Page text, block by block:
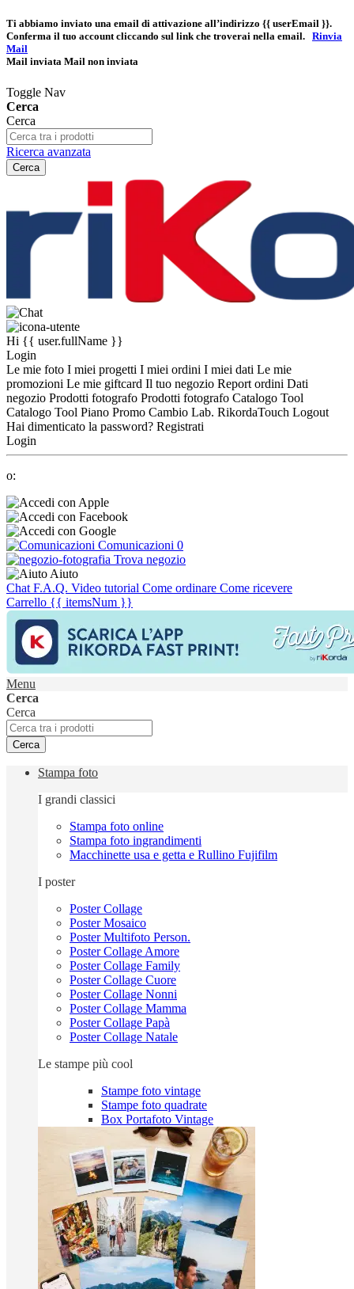
Ti abbiamo inviato una email di attivazione all’indirizzo {{ userEmail }}.
Conferma il tuo account cliccando sul link che troverai nella email. Rinvia
Mail
Mail inviata Mail non inviata
Toggle Nav
Cerca
Cerca
Ricerca avanzata
Cerca
Hi {{ user.fullName }}
Login
Le mie foto I miei progetti I miei ordini I miei dati Le mie
promozioni Le mie giftcard Il tuo negozio Report ordini Dati
negozio Prodotti fotografo Prodotti fotografo Catalogo Tool
Catalogo Tool Piano Promo Cambio Lab. RikordaTouch Logout
Hai dimenticato la password? Registrati
Login
o:
Comunicazioni 0
Trova negozio
Aiuto
Chat F.A.Q. Video tutorial Come ordinare Come ricevere
Carrello {{ itemsNum }}
Menu
Cerca
Cerca
Cerca
Stampa foto
I grandi classici
Stampa foto online
Stampa foto ingrandimenti
Macchinette usa e getta e Rullino Fujifilm
I poster
Poster Collage
Poster Mosaico
Poster Multifoto Person.
Poster Collage Amore
Poster Collage Family
Poster Collage Cuore
Poster Collage Nonni
Poster Collage Mamma
Poster Collage Papà
Poster Collage Natale
Le stampe più cool
Stampe foto vintage
Stampe foto quadrate
Box Portafoto Vintage